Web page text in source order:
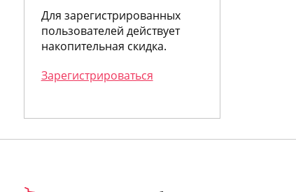
Anne Fontaine
Annick Goutal
Antonia`s Flowers
Antonio Banderas
Antonio Fusco
Antonio Puig
Для зарегистрированных
пользователей действует
накопительная скидка.
Зарегистрироваться